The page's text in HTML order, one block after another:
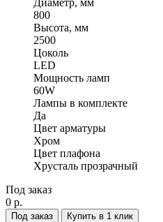
800
Высота, мм
2500
Цоколь
LED
Мощность ламп
60W
Лампы в комплекте
Да
Цвет арматуры
Хром
Цвет плафона
Хрусталь прозрачный
Под заказ
0 р.
Под заказ
Купить в 1 клик